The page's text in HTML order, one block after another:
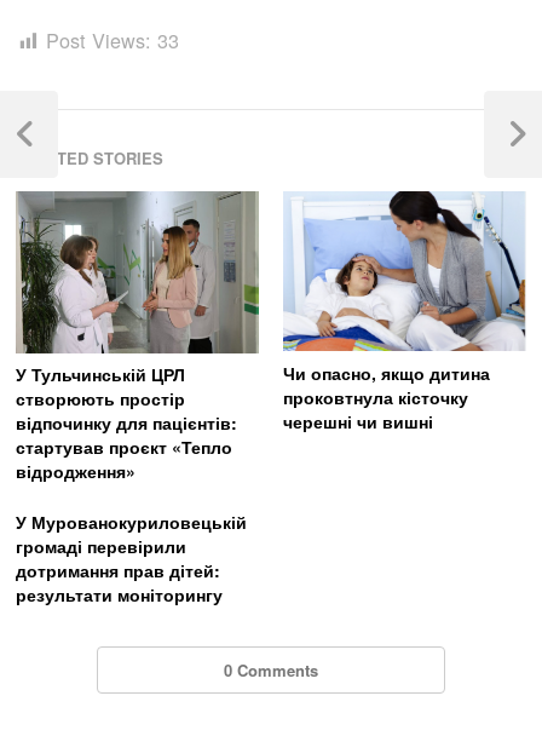
Post Views: 33
RELATED STORIES
У Тульчинській ЦРЛ
створюють простір
відпочинку для пацієнтів:
стартував проєкт «Тепло
відродження»
Чи опасно, якщо дитина
проковтнула кісточку
черешні чи вишні
У Мурованокуриловецькій
громаді перевірили
дотримання прав дітей:
результати моніторингу
0 Comments
Навігація
записів
Previous
Next